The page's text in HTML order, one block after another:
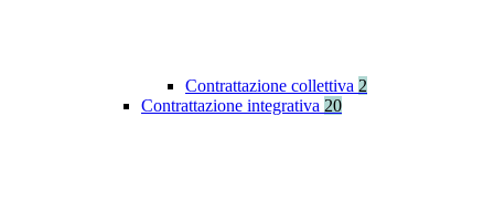
Contrattazione collettiva 2
Contrattazione integrativa 20